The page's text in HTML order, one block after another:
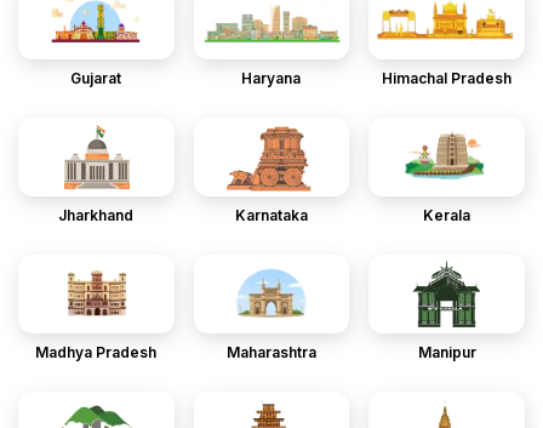
Gujarat Haryana Himachal Pradesh
Jharkhand Karnataka Kerala
Madhya Pradesh Maharashtra Manipur